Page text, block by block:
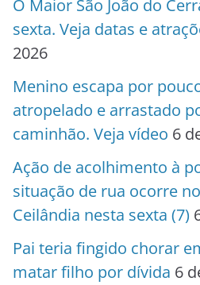
O Maior São João do
sexta. Veja datas e
2026
Menino escapa por
atropelado e arrastado
caminhão. Veja vídeo 6
Ação de acolhimento à
situação de rua ocorre
Ceilândia nesta sexta (7)
Pai teria fingido chorar
matar filho por dívida 6